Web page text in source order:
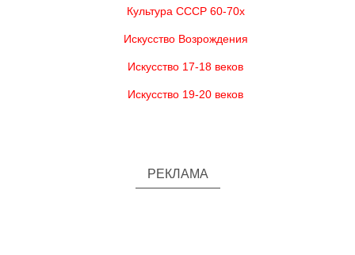
Культура СССР 60-70х
Искусство Возрождения
Искусство 17-18 веков
Искусство 19-20 веков
РЕКЛАМА